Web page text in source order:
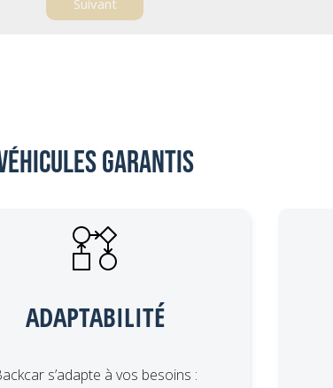
garantis
ADAPTABILITÉ
s’adapte à vos besoins :